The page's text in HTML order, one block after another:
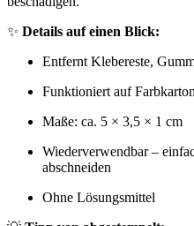
✨ Details auf einen Blick:
Entfernt Klebereste,
Funktioniert auf
Maße: ca. 5 × 3,5 × 1 cm
Wiederverwendbar –
abschneiden
Ohne Lösungsmittel